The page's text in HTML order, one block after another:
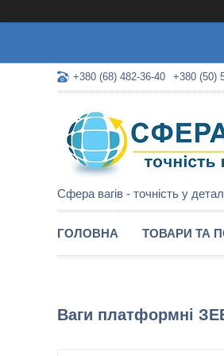
+380 (68) 482-36-40 +380 (50)
Сфера вагів - точність у
ГОЛОВНА ТОВАРИ ТА
Ваги платформні